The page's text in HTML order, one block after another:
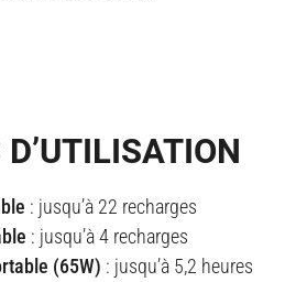
: jusqu’à 22 recharges
: jusqu’à 4 recharges
(65W) : jusqu’à 5,2 heures